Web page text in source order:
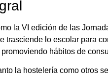
la VI edición de las
lo escolar para
hábitos de
la hostelería como otros